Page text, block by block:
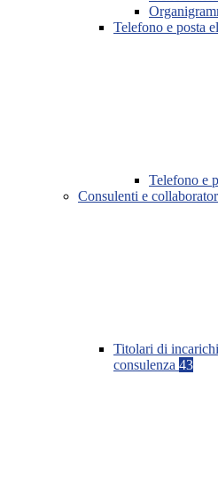
Telefono e posta
Telefono e
Consulenti e
Titolari di
consulenza 43